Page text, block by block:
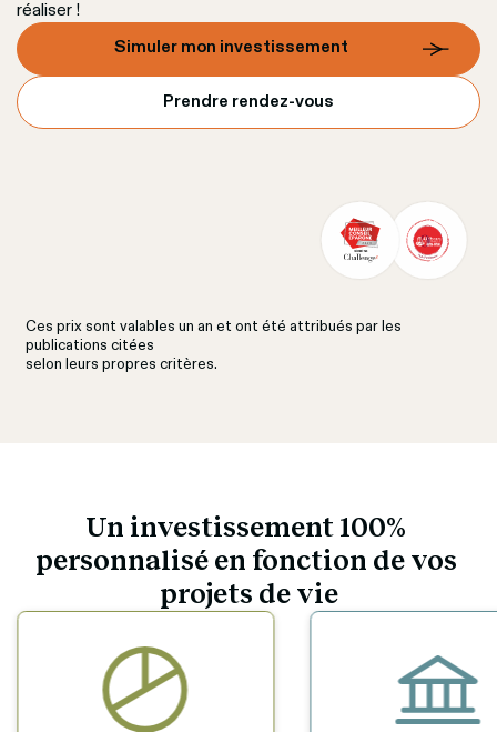
réaliser !
Simuler mon investissement
Prendre rendez-vous
Ces prix sont valables un an et ont été attribués par les
publications citées
selon leurs propres critères.
Un investissement 100%
personnalisé en fonction de vos
projets de vie